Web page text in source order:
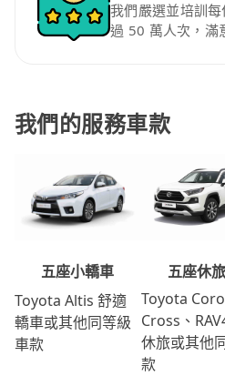
我們嚴選並培訓
過 50 萬人次，滿
我們的服務車款
五座小轎車
Toyota Altis 舒適
轎車或其他同等級
車款
五座休
Toyota
Cross、
休旅或其他
款